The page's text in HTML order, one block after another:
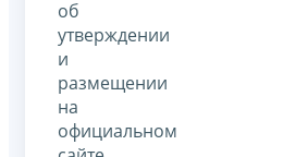
об
утверждении
и
размещении
на
официальном